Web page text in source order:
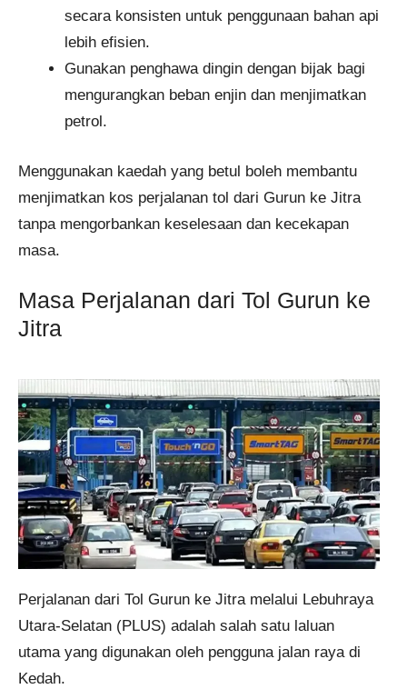
secara konsisten untuk penggunaan bahan api
lebih efisien.
Gunakan penghawa dingin dengan bijak bagi
mengurangkan beban enjin dan menjimatkan
petrol.
Menggunakan kaedah yang betul boleh membantu
menjimatkan kos perjalanan tol dari Gurun ke Jitra
tanpa mengorbankan keselesaan dan kecekapan
masa.
Masa Perjalanan dari Tol Gurun ke
Jitra
Perjalanan dari Tol Gurun ke Jitra melalui Lebuhraya
Utara-Selatan (PLUS) adalah salah satu laluan
utama yang digunakan oleh pengguna jalan raya di
Kedah.